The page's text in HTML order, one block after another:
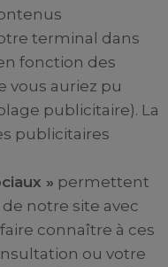
terminal dans
fonction des
vous auriez pu
publicitaire). La
publicitaires
» permettent
notre site avec
connaître à ces
ou votre